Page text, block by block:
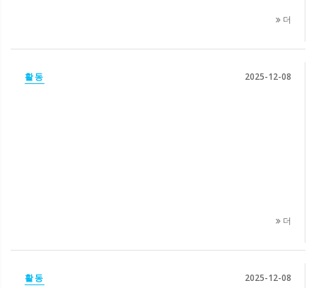
더
활동 2025-12-08
더
활동 2025-12-08